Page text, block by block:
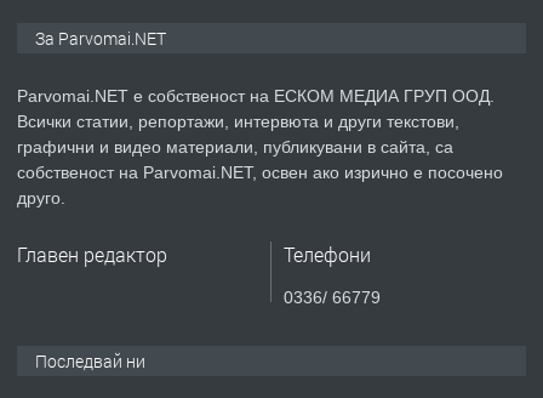
преди 1 година
ПРЕДЛАГА Уроци по Математика
За Parvomai.NET
Parvomai.NET е собственост на ЕСКОМ МЕДИА ГРУП ООД.
Всички статии, репортажи, интервюта и други текстови,
графични и видео материали, публикувани в сайта, са
собственост на Parvomai.NET, освен ако изрично е посочено
друго.
Главен редактор Телефони
0336/ 66779
Последвай ни